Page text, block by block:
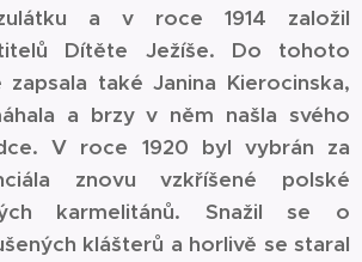
a v roce 1914 založil
Dítěte Ježíše. Do tohoto
také Janina Kierocinska,
a brzy v něm našla svého
V roce 1920 byl vybrán za
znovu vzkříšené polské
karmelitánů. Snažil se o
klášterů a horlivě se staral